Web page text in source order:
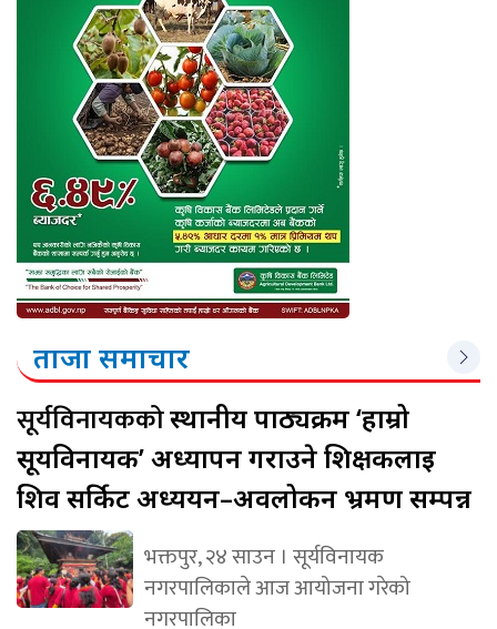
ताजा समाचार
सूर्यविनायककोस्थानीय पाठ्यक्रम ‘हाम्रो
सूर्यविनायक’ अध्यापन गराउने शिक्षकलाई
शिव सर्किट अध्ययन–अवलोकन भ्रमण सम्पन्न
भक्तपुर, २४ साउन । सूर्यविनायक
नगरपालिकाले आज आयोजना गरेको
नगरपालिका